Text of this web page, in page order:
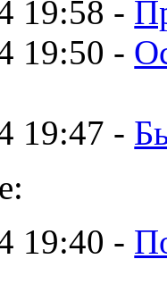
19:58 -
19:50 -
19:47 -
19:40 -